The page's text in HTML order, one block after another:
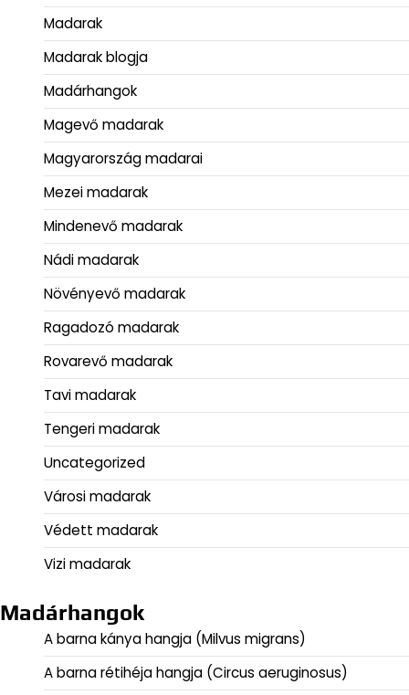
Madarak
Madarak blogja
Madárhangok
Magevő madarak
Magyarország madarai
Mezei madarak
Mindenevő madarak
Nádi madarak
Növényevő madarak
Ragadozó madarak
Rovarevő madarak
Tavi madarak
Tengeri madarak
Uncategorized
Városi madarak
Védett madarak
Vizi madarak
Madárhangok
A barna kánya hangja (Milvus migrans)
A barna rétihéja hangja (Circus aeruginosus)